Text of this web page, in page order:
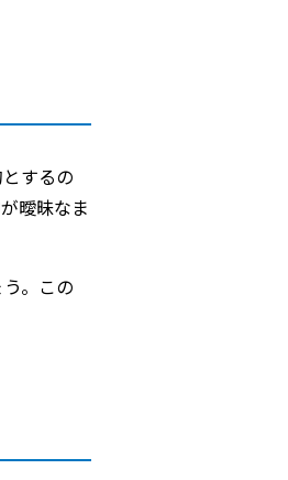
するの
曖昧なま
。この